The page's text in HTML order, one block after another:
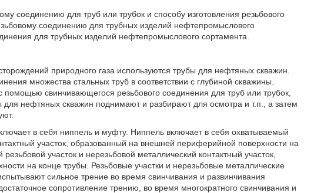
соединению для труб или трубок и способу изготовления резьбового
соединению для трубных изделий нефтепромыслового
для трубных изделий нефтепромыслового сортамента.
природного газа используются трубы для нефтяных скважин.
множества стальных труб в соответствии с глубиной скважины.
свинчивающегося резьбового соединения для труб или трубок,
для нефтяных скважин поднимают и разбирают для осмотра и т.п., а затем
в себя ниппель и муфту. Ниппель включает в себя охватываемый
участок, образованный на внешней периферийной поверхности на
участок и нерезьбовой металлический контактный участок,
на конце трубы. Резьбовые участки и нерезьбовые металлические
сильное трение во время свинчивания и развинчивания
сопротивление трению, во время многократного свинчивания и